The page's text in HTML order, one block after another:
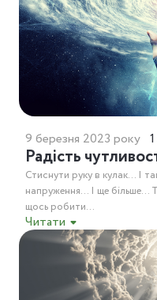
9 березня 2023 року
Радість
Стиснути руку в кулак… І
напруження… І ще більше…
щось робити...
Читати